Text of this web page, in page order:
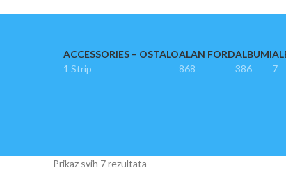
ACCESSORIES – OSTALO
1 Strip
ALAN FORD
868
ALBUMI
386
7
Prikaz svih 7 rezultata